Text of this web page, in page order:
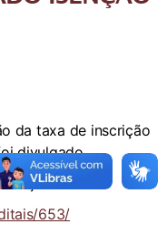
da taxa de inscrição
divulgado.
653/